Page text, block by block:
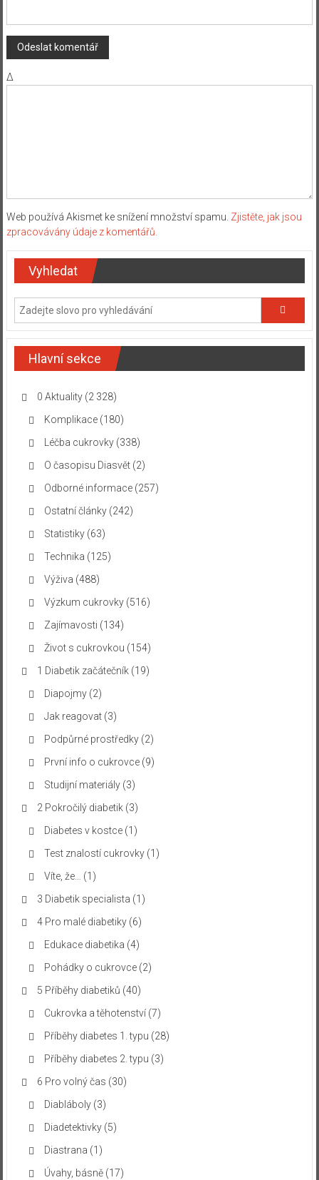
Δ
Web používá Akismet ke snížení množství spamu. Zjistěte, jak jsou
zpracovávány údaje z komentářů.
Vyhledat
Hlavní sekce
0 Aktuality(2 328)
Komplikace(180)
Léčba cukrovky(338)
O časopisu Diasvět(2)
Odborné informace(257)
Ostatní články(242)
Statistiky(63)
Technika (125)
Výživa (488)
Výzkum cukrovky(516)
Zajímavosti (134)
Život s cukrovkou (154)
1 Diabetik začátečník(19)
Diapojmy(2)
Jak reagovat(3)
Podpůrné prostředky(2)
První info o cukrovce(9)
Studijní materiály(3)
2 Pokročilý diabetik(3)
Diabetes v kostce(1)
Test znalostí cukrovky(1)
Víte, že…
(1)
3 Diabetik specialista (1)
4 Pro malé diabetiky(6)
Edukace diabetika (4)
Pohádky o cukrovce(2)
5 Příběhy diabetiků (40)
Cukrovka a těhotenství(7)
Příběhy diabetes 1. typu (28)
Příběhy diabetes 2. typu (3)
6 Pro volný čas (30)
Diabláboly(3)
Diadetektivky(5)
Diastrana (1)
Úvahy, básně(17)